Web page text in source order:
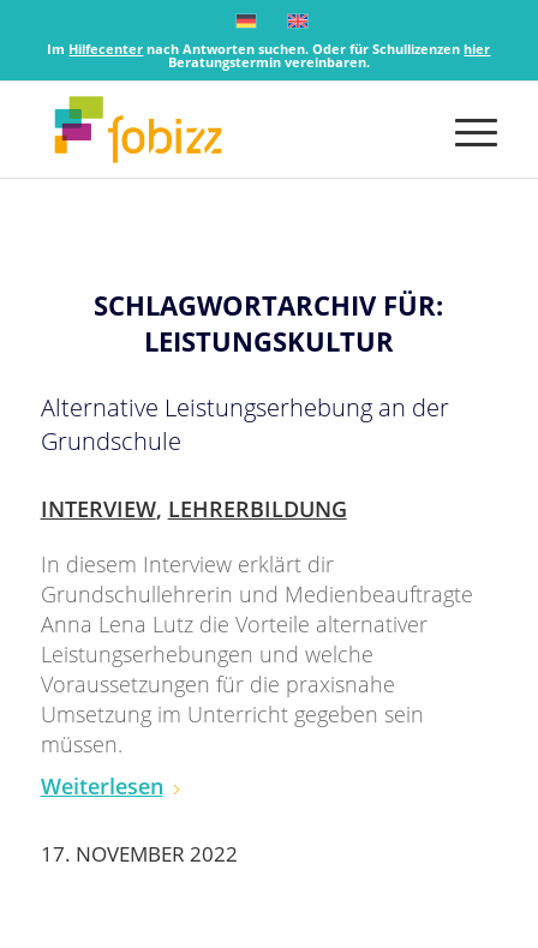
Im Hilfecenter nach Antworten suchen. Oder für Schullizenzenhier
Beratungstermin vereinbaren.
SCHLAGWORTARCHIV FÜR:
LEISTUNGSKULTUR
Alternative Leistungserhebung an der
Grundschule
INTERVIEW, LEHRERBILDUNG
In diesem Interview erklärt dir
Grundschullehrerin und Medienbeauftragte
Anna Lena Lutz die Vorteile alternativer
Leistungserhebungen und welche
Voraussetzungen für die praxisnahe
Umsetzung im Unterricht gegeben sein
müssen.
Weiterlesen
17. NOVEMBER 2022